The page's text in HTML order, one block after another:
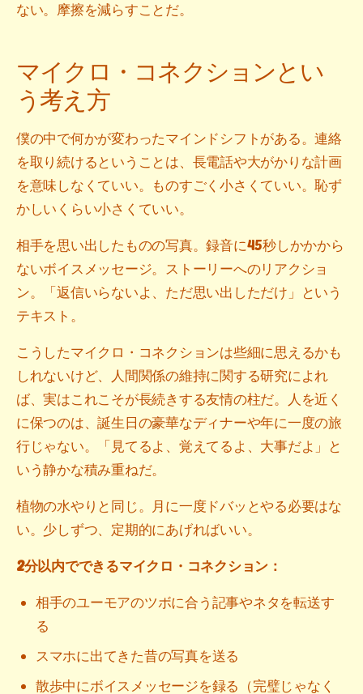
ない。摩擦を減らすことだ。
マイクロ・コネクションとい
う考え方
僕の中で何かが変わったマインドシフトがある。連絡
を取り続けるということは、長電話や大がかりな計画
を意味しなくていい。ものすごく小さくていい。恥ず
かしいくらい小さくていい。
相手を思い出したものの写真。録音に45秒しかかから
ないボイスメッセージ。ストーリーへのリアクショ
ン。「返信いらないよ、ただ思い出しただけ」という
テキスト。
こうしたマイクロ・コネクションは些細に思えるかも
しれないけど、人間関係の維持に関する研究によれ
ば、実はこれこそが長続きする友情の柱だ。人を近く
に保つのは、誕生日の豪華なディナーや年に一度の旅
行じゃない。「見てるよ、覚えてるよ、大事だよ」と
いう静かな積み重ねだ。
植物の水やりと同じ。月に一度ドバッとやる必要はな
い。少しずつ、定期的にあげればいい。
2分以内でできるマイクロ・コネクション：
相手のユーモアのツボに合う記事やネタを転送す
る
スマホに出てきた昔の写真を送る
散歩中にボイスメッセージを録る（完璧じゃなく